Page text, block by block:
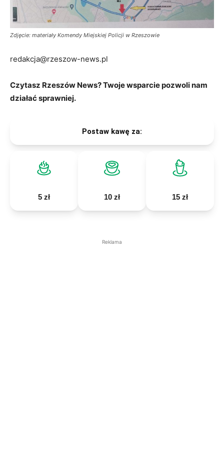
Zdjęcie: materiały Komendy Miejskiej Policji w Rzeszowie
redakcja@rzeszow-news.pl
Czytasz Rzeszów News? Twoje wsparcie pozwoli nam
działać sprawniej.
Postaw kawę za:
5 zł 10 zł 15 zł
Reklama